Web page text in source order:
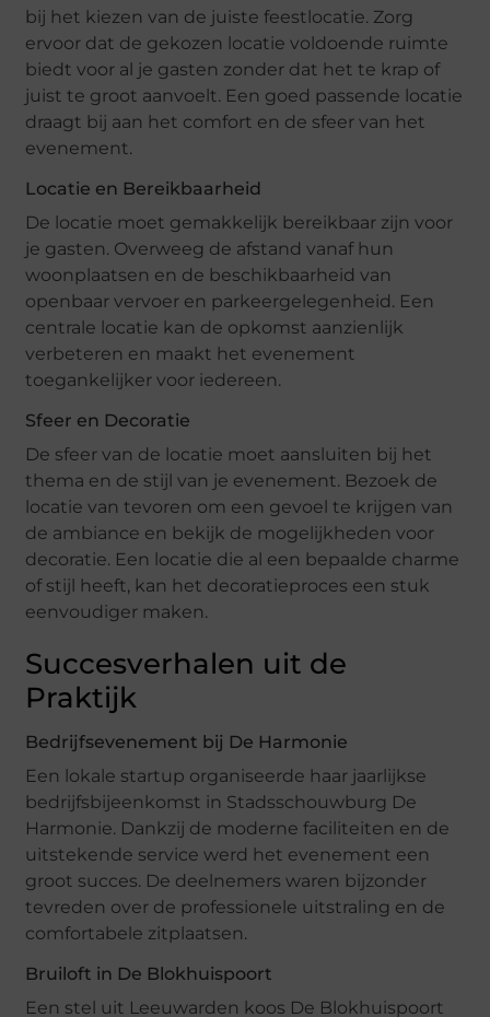
bij het kiezen van de juiste feestlocatie. Zorg
ervoor dat de gekozen locatie voldoende ruimte
biedt voor al je gasten zonder dat het te krap of
juist te groot aanvoelt. Een goed passende locatie
draagt bij aan het comfort en de sfeer van het
evenement.
Locatie en Bereikbaarheid
De locatie moet gemakkelijk bereikbaar zijn voor
je gasten. Overweeg de afstand vanaf hun
woonplaatsen en de beschikbaarheid van
openbaar vervoer en parkeergelegenheid. Een
centrale locatie kan de opkomst aanzienlijk
verbeteren en maakt het evenement
toegankelijker voor iedereen.
Sfeer en Decoratie
De sfeer van de locatie moet aansluiten bij het
thema en de stijl van je evenement. Bezoek de
locatie van tevoren om een gevoel te krijgen van
de ambiance en bekijk de mogelijkheden voor
decoratie. Een locatie die al een bepaalde charme
of stijl heeft, kan het decoratieproces een stuk
eenvoudiger maken.
Succesverhalen uit de
Praktijk
Bedrijfsevenement bij De Harmonie
Een lokale startup organiseerde haar jaarlijkse
bedrijfsbijeenkomst in Stadsschouwburg De
Harmonie. Dankzij de moderne faciliteiten en de
uitstekende service werd het evenement een
groot succes. De deelnemers waren bijzonder
tevreden over de professionele uitstraling en de
comfortabele zitplaatsen.
Bruiloft in De Blokhuispoort
Een stel uit Leeuwarden koos De Blokhuispoort